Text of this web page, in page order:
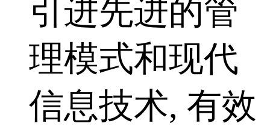
引进先进的管
理模式和现代
信息技术, 有效